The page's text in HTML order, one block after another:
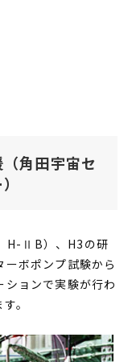
角田宇宙セ
H-ⅡB）、H3の研
ボポンプ試験から
ョンで実験が行わ
。